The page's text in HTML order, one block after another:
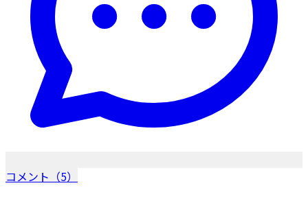
コメント（5）